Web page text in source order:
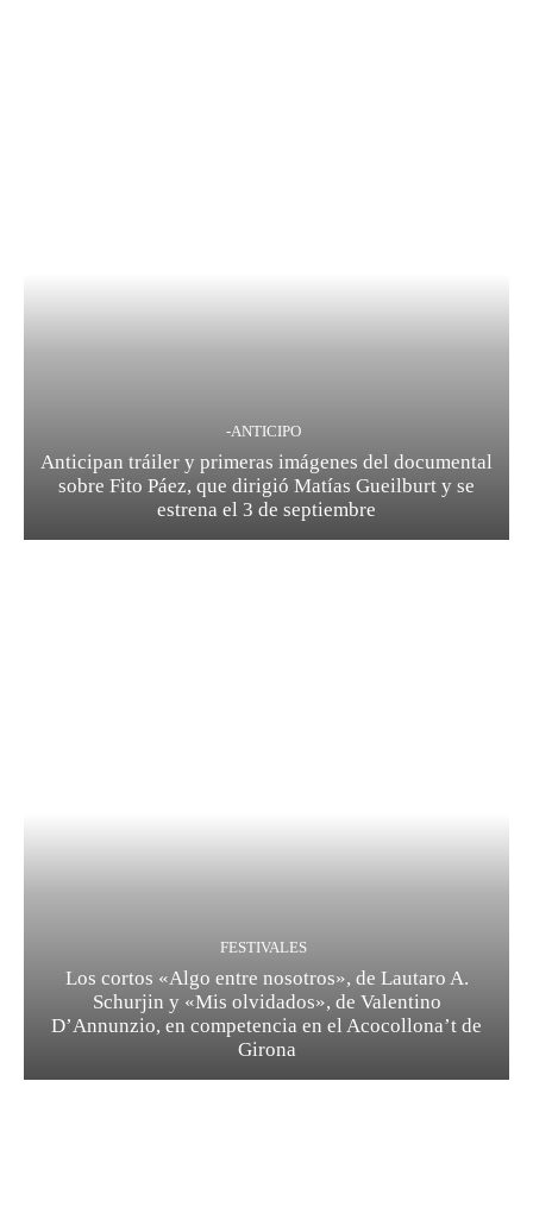
-ANTICIPO
Anticipan tráiler y primeras imágenes del documental
sobre Fito Páez, que dirigió Matías Gueilburt y se
estrena el 3 de septiembre
FESTIVALES
Los cortos «Algo entre nosotros», de Lautaro A.
Schurjin y «Mis olvidados», de Valentino
D’Annunzio, en competencia en el Acocollona’t de
Girona